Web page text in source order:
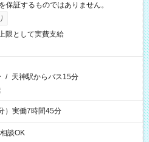
証するものではありません。
限として実費支給
/ 天神駅からバス15分
）実働7時間45分
談OK